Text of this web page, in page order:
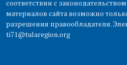
соответствии с
материалов сайта возможно
разрешения правообладателя.
ti71@tularegion.org